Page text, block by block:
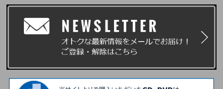
※当落発表メールの配信は目安時間のため、前後する可能性がございます。
＜抽選システムとパスコード（抽選システム「chord」発行の電子チケッ
CDご予約後に受け取ったシリアルナンバーを抽選システム「chord」の応
ご応募にはchordへの会員登録が必要ですので、必ず事前に会員登録をお願